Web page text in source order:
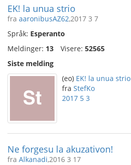
EK! la unua strio
fra aaronibusAZ62,2017 3 7
Språk: Esperanto
Meldinger: 13 Visere: 52565
Siste melding
(eo) EK! la unua strio
fra StefKo
2017 5 3
Ne forgesu la akuzativon!
fra Alkanadi,2016 3 17